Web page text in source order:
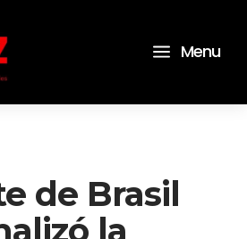
a Menu
de Brasil
la